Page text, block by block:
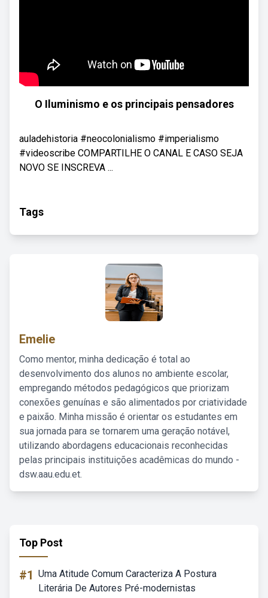
O Iluminismo e os principais pensadores
auladehistoria #neocolonialismo #imperialismo
#videoscribe COMPARTILHE O CANAL E CASO SEJA
NOVO SE INSCREVA ...
Tags
Emelie
Como mentor, minha dedicação é total ao
desenvolvimento dos alunos no ambiente escolar,
empregando métodos pedagógicos que priorizam
conexões genuínas e são alimentados por criatividade
e paixão. Minha missão é orientar os estudantes em
sua jornada para se tornarem uma geração notável,
utilizando abordagens educacionais reconhecidas
pelas principais instituições acadêmicas do mundo -
dsw.aau.edu.et.
Top Post
#1 Uma Atitude Comum Caracteriza A Postura
Literária De Autores Pré-modernistas